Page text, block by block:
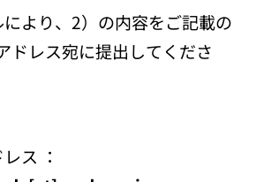
より、2）の内容をご記載の
ドレス宛に提出してくださ
ス ：